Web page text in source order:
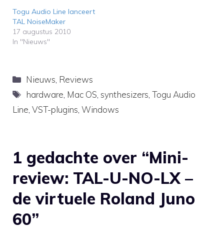
Togu Audio Line lanceert
TAL NoiseMaker
17 augustus 2010
In "Nieuws"
Categorieën
Nieuws Reviews
Tags
hardware Mac OS ,synthesizers ,Togu Audio
Line VST-plugins Windows
1 gedachte over “Mini-
review: TAL-U-NO-LX –
de virtuele Roland Juno
60”